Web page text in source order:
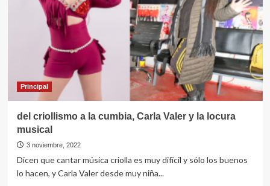
extorsión
y
amenazas
Principal
del criollismo a la cumbia, Carla Valer y la locura
musical
3 noviembre, 2022
Dicen que cantar música criolla es muy difícil y sólo los buenos
lo hacen, y Carla Valer desde muy niña...